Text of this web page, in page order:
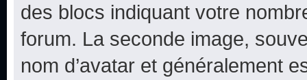
des blocs indiquant votre
forum. La seconde image,
nom d’avatar et généralement